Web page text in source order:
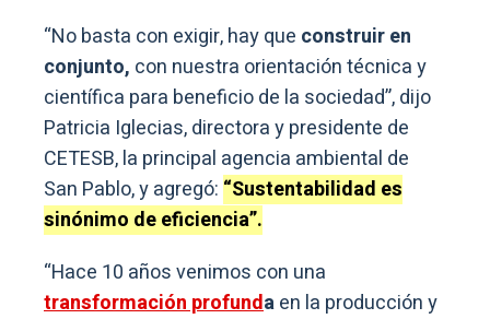
“No basta con exigir, hay que construir en
conjunto, con nuestra orientación técnica y
científica para beneficio de la sociedad”, dijo
Patricia Iglecias, directora y presidente de
CETESB, la principal agencia ambiental de
San Pablo, y agregó: “Sustentabilidad es
sinónimo de eficiencia”.
“Hace 10 años venimos con una
transformación profundaen la producción y